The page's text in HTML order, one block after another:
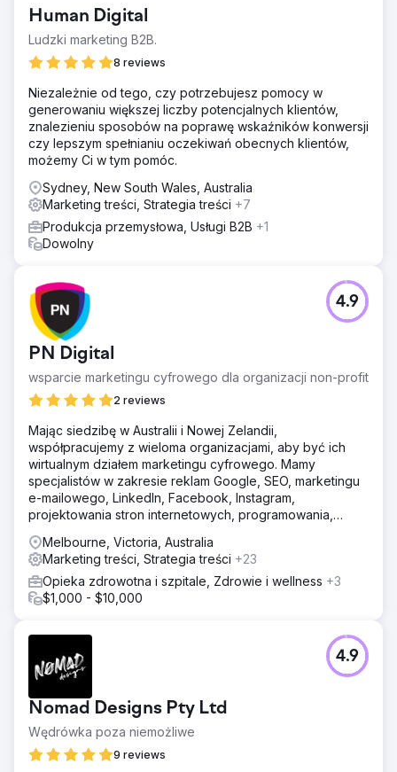
przeniósł się do sieci, a jej stara agencja nie nadążała.
Aby przetrwać, potrzebowali drastycznej zmiany strategii
marketingowej.
PWD opracowało strategię cyfrową opartą na danych,
wykorzystując SEMrush do badania konkurencji, analizy
słów kluczowych i bieżących audytów SEO. Przenieśliśmy
wszystkie wydatki na reklamy do Google Ads,
odnowiliśmy ich strony docelowe i zoptymalizowaliśmy je
pod kątem wyszukiwanych terminów o wysokiej intencji.
Wdrożyliśmy również śledzenie konwersji i
udoskonaliliśmy materiały kreatywne w celu zwiększenia
jakości leadów.
Objętość stała się tak duża, że klient poprosił nas o
zmniejszenie wydatków na reklamy — nie był w stanie
nadążyć. Dzięki silnemu lokalnemu fundamentowi SEO i
wnioskom SEMrush, które kierowały bieżącą strategią,
firma w pełni się odrodziła i nadal się rozwija. Właściciel
opisał wpływ jako „poza moimi najśmielszymi marzeniami”
https://pwd.wistia.com/medias/bppqhqy8e1
Przejdź do strony agencji
Human Digital
Ludzki marketing B2B.
8 reviews
Niezależnie od tego, czy potrzebujesz pomocy w
generowaniu większej liczby potencjalnych klientów,
znalezieniu sposobów na poprawę wskaźników konwersji
czy lepszym spełnianiu oczekiwań obecnych klientów,
możemy Ci w tym pomóc.
Sydney, New South Wales, Australia
Marketing treści, Strategia treści +7
Produkcja przemysłowa, Usługi B2B +1
Dowolny
PN Digital
wsparcie marketingu cyfrowego dla organizacji non-profit
2 reviews
4.9
Mając siedzibę w Australii i Nowej Zelandii,
współpracujemy z wieloma organizacjami, aby być ich
wirtualnym działem marketingu cyfrowego. Mamy
specjalistów w zakresie reklam Google, SEO, marketingu
e-mailowego, LinkedIn, Facebook, Instagram,
projektowania stron internetowych, programowania,
Melbourne, Victoria, Australia
Marketing treści, Strategia treści +23
Opieka zdrowotna i szpitale, Zdrowie i wellness +3
$1,000 - $10,000
Nomad Designs Pty Ltd
Wędrówka poza niemożliwe
9 reviews
4.9